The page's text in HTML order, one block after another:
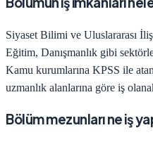
Siyaset Bilimi ve Uluslararası
Eğitim, Danışmanlık gibi
Kamu kurumlarına KPSS ile
uzmanlık alanlarına göre iş
Bölüm mezunları ne iş